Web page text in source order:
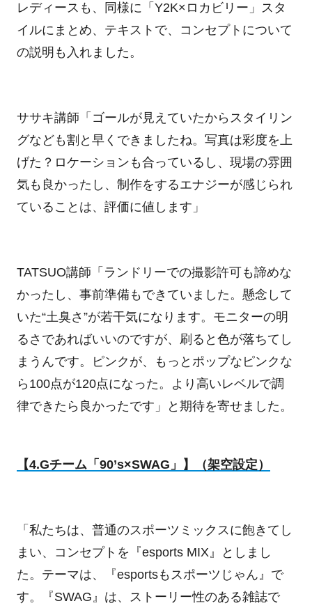
レディースも、同様に「Y2K×ロカビリー」スタ
イルにまとめ、テキストで、コンセプトについて
の説明も入れました。
ササキ講師「ゴールが見えていたからスタイリン
グなども割と早くできましたね。写真は彩度を上
げた？ロケーションも合っているし、現場の雰囲
気も良かったし、制作をするエナジーが感じられ
ていることは、評価に値します」
TATSUO講師「ランドリーでの撮影許可も諦めな
かったし、事前準備もできていました。懸念して
いた“土臭さ”が若干気になります。モニターの明
るさであればいいのですが、刷ると色が落ちてし
まうんです。ピンクが、もっとポップなピンクな
ら100点が120点になった。より高いレベルで調
律できたら良かったです」と期待を寄せました。
【4.Gチーム「90’s×SWAG」】（架空設定）
「私たちは、普通のスポーツミックスに飽きてし
まい、コンセプトを『esports MIX』としまし
た。テーマは、『esportsもスポーツじゃん』で
す。『SWAG』は、ストーリー性のある雑誌で